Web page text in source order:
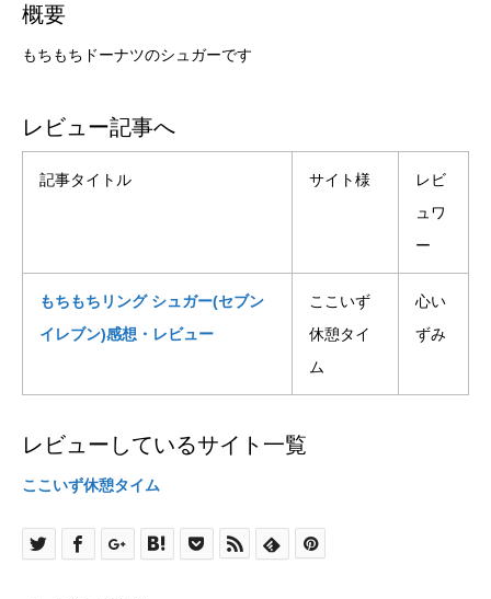
概要
もちもちドーナツのシュガーです
レビュー記事へ
記事タイトル サイト様
レビ
ュワ
ー
もちもちリング シュガー(セブン
イレブン)感想・レビュー
ここいず
休憩タイ
ム
心い
ずみ
レビューしているサイト一覧
ここいず休憩タイム